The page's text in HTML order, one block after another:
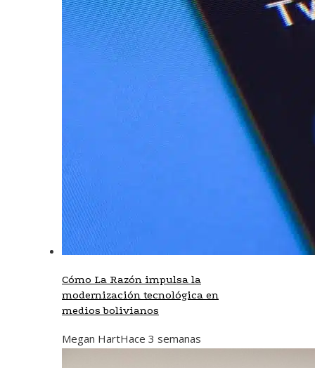
Cómo La Razón impulsa la
modernización tecnológica en
medios bolivianos
Megan HartHace 3 semanas